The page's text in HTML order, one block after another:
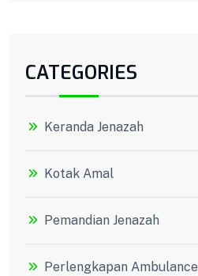
CATEGORIES
Keranda Jenazah
Kotak Amal
Pemandian Jenazah
Perlengkapan Ambulance